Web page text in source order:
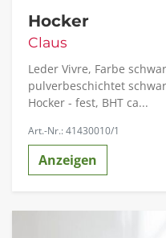
Hocker
Claus
Leder Vivre, Farbe
pulverbeschichtet
Hocker - fest, BHT ca...
Art.-Nr.: 41430010/1
Anzeigen